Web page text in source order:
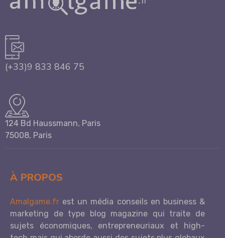
(+33)9 833 846 75
124 Bd Haussmann, Paris
75008, Paris
À PROPOS
Amalgame.fr est un média conseils en business &
marketing de type blog magazine qui traite de
sujets économiques, entrepreneuriaux et high-